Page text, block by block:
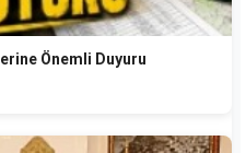
Önemli Duyuru